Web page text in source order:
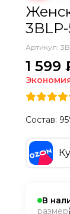
Артикул:
1 599
Состав:
В
размер